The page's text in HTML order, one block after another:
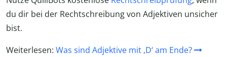
du dir bei der Rechtschreibung von Adjektiven unsicher
bist.
Weiterlesen: Was sind Adjektive mit ,D‘ am Ende?